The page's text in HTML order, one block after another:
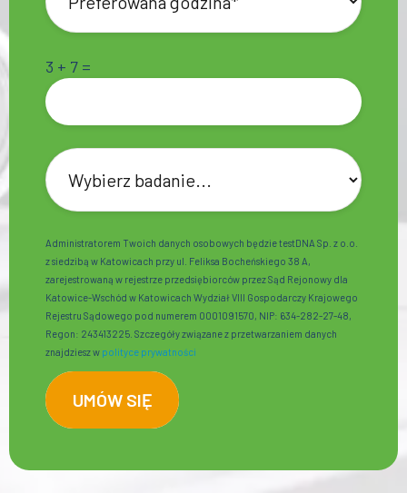
3 + 7 =
Administratorem Twoich danych osobowych będzie testDNA Sp. z o.o.
z siedzibą w Katowicach przy ul. Feliksa Bocheńskiego 38 A,
zarejestrowaną w rejestrze przedsiębiorców przez Sąd Rejonowy dla
Katowice-Wschód w Katowicach Wydział VIII Gospodarczy Krajowego
Rejestru Sądowego pod numerem 0001091570, NIP: 634-282-27-48,
Regon: 243413225. Szczegóły związane z przetwarzaniem danych
znajdziesz w polityce prywatności